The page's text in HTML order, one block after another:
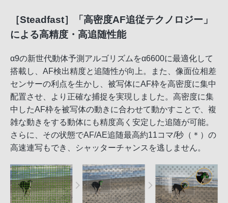
［Steadfast］「高密度AF追従テクノロジー」
による高精度・高追随性能
α9の新世代動体予測アルゴリズムをα6600に最適化して
搭載し、AF検出精度と追随性が向上。また、像面位相差
センサーの利点を生かし、被写体にAF枠を高密度に集中
配置させ、より正確な捕捉を実現しました。高密度に集
中したAF枠を被写体の動きに合わせて動かすことで、複
雑な動きをする動体にも精度高く安定した追随が可能。
さらに、その状態でAF/AE追随最高約11コマ/秒（＊）の
高速連写もでき、シャッターチャンスを逃しません。